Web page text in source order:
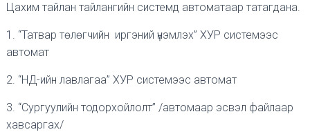
Цахим тайлан тайлангийн системд автоматаар татагдана.
1. “Татвар төлөгчийн иргэний үнэмлэх” ХУР системээс
автомат
2. “НД-ийн лавлагаа” ХУР системээс автомат
3. “Сургуулийн тодорхойлолт” /автомаар эсвэл файлаар
хавсаргах/